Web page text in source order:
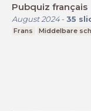
Pubquiz français
August 2024- 35
Frans Middelbare